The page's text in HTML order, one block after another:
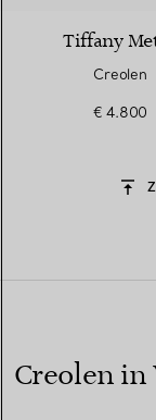
Tiffany
Creolen
€ 4.800
Creolen